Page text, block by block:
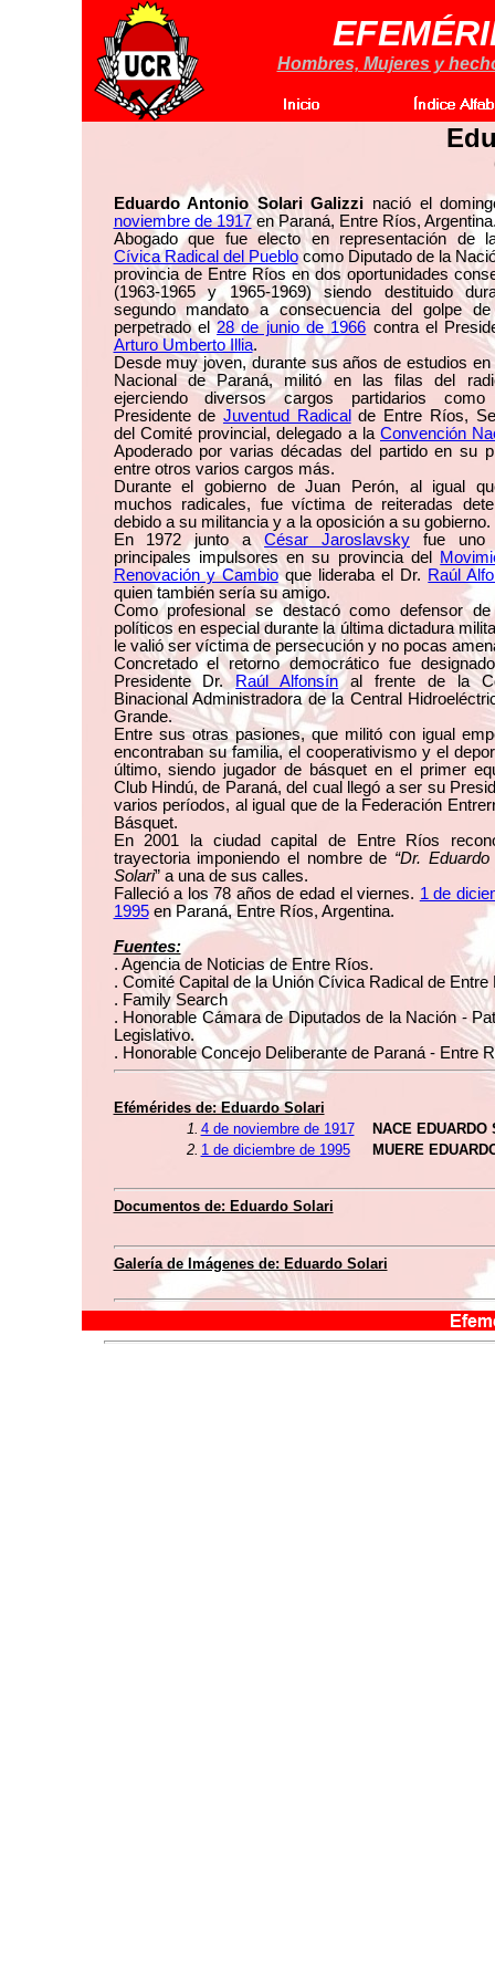
Hombres, Mujeres y
Eduardo Antonio Solari Galizzi nació el
noviembre de 1917en Paraná, Entre Ríos,
Abogado que fue electo en representación de
Cívica Radical del Pueblocomo Diputado de la
provincia de Entre Ríos en dos oportunidades
(1963-1965 y 1965-1969) siendo destituido
segundo mandato a consecuencia del golpe de
perpetrado el28 de junio de 1966 contra el
Arturo Umberto Illia.
Desde muy joven, durante sus años de estudios en
Nacional de Paraná, militó en las filas del
ejerciendo diversos cargos partidarios
Presidente de Juventud Radical de Entre Ríos,
del Comité provincial, delegado a la Convención
Apoderado por varias décadas del partido en su
entre otros varios cargos más.
Durante el gobierno de Juan Perón, al igual
muchos radicales, fue víctima de reiteradas
debido a su militancia y a la oposición a su gobierno.
En 1972 junto aCésar Jaroslavskyfue uno
principales impulsores en su provincia del
Renovación y Cambioque lideraba el Dr. Raúl
quien también sería su amigo.
Como profesional se destacó como defensor
políticos en especial durante la última dictadura
le valió ser víctima de persecución y no pocas
Concretado el retorno democrático fue
Presidente Dr. Raúl Alfonsínal frente de la
Binacional Administradora de la Central
Grande.
Entre sus otras pasiones, que militó con igual
encontraban su familia, el cooperativismo y el
último, siendo jugador de básquet en el primer
Club Hindú, de Paraná, del cual llegó a ser su
varios períodos, al igual que de la Federación
Básquet.
En 2001 la ciudad capital de Entre Ríos
trayectoria imponiendo el nombre de “Dr. Eduardo
Solari” a una de sus calles.
Falleció a los 78 años de edad el viernes. 1 de
1995en Paraná, Entre Ríos, Argentina.
Fuentes:
. Agencia de Noticias de Entre Ríos.
. Comité Capital de la Unión Cívica Radical de Entre
. Family Search
. Honorable Cámara de Diputados de la Nación -
Legislativo.
. Honorable Concejo Deliberante de Paraná - Entre
Efémérides de: Eduardo Solari
1. 4 de noviembre de 1917
NACE EDUARDO
2. 1 de diciembre de 1995 MUERE
Documentos de: Eduardo Solari
Galería de Imágenes de: Eduardo Solari